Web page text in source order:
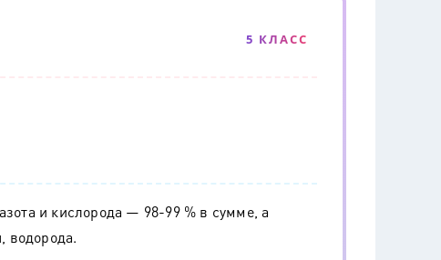
5 КЛАСС
и кислорода — 98-99 % в сумме, а
водорода.